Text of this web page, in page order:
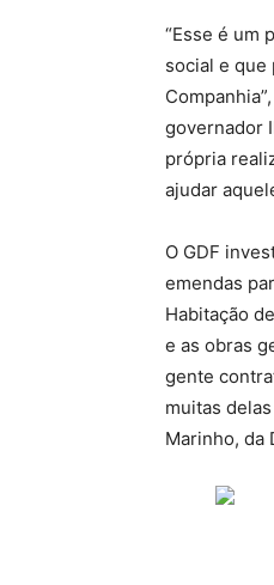
“Esse é um
social e que
governador
própria
ajudar
O GDF
emendas
Habitação
e as obras
gente
muitas
Marinho, da